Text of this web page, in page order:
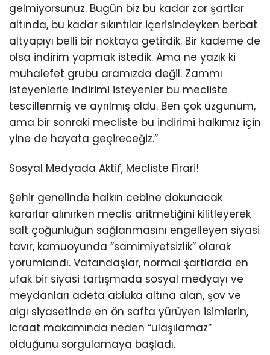
gelmiyorsunuz. Bugün biz bu kadar zor şartlar
altında, bu kadar sıkıntılar içerisindeyken berbat
altyapıyı belli bir noktaya getirdik. Bir kademe de
olsa indirim yapmak istedik. Ama ne yazık ki
muhalefet grubu aramızda değil. Zammı
isteyenlerle indirimi isteyenler bu mecliste
tescillenmiş ve ayrılmış oldu. Ben çok üzgünüm,
ama bir sonraki mecliste bu indirimi halkımız için
yine de hayata geçireceğiz.”
Sosyal Medyada Aktif, Mecliste Firari!
Şehir genelinde halkın cebine dokunacak
kararlar alınırken meclis aritmetiğini kilitleyerek
salt çoğunluğun sağlanmasını engelleyen siyasi
tavır, kamuoyunda “samimiyetsizlik” olarak
yorumlandı. Vatandaşlar, normal şartlarda en
ufak bir siyasi tartışmada sosyal medyayı ve
meydanları adeta abluka altına alan, şov ve
algı siyasetinde en ön safta yürüyen isimlerin,
icraat makamında neden “ulaşılamaz”
olduğunu sorgulamaya başladı.